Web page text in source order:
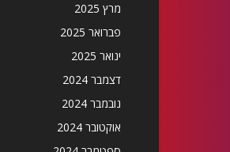
מרץ 2025
פברואר 2025
ינואר 2025
דצמבר 2024
נובמבר 2024
אוקטובר 2024